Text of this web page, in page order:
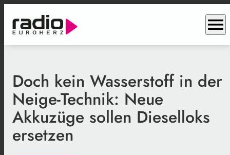
menu
Doch kein Wasserstoff in der
Neige-Technik: Neue
Akkuzüge sollen Dieselloks
ersetzen